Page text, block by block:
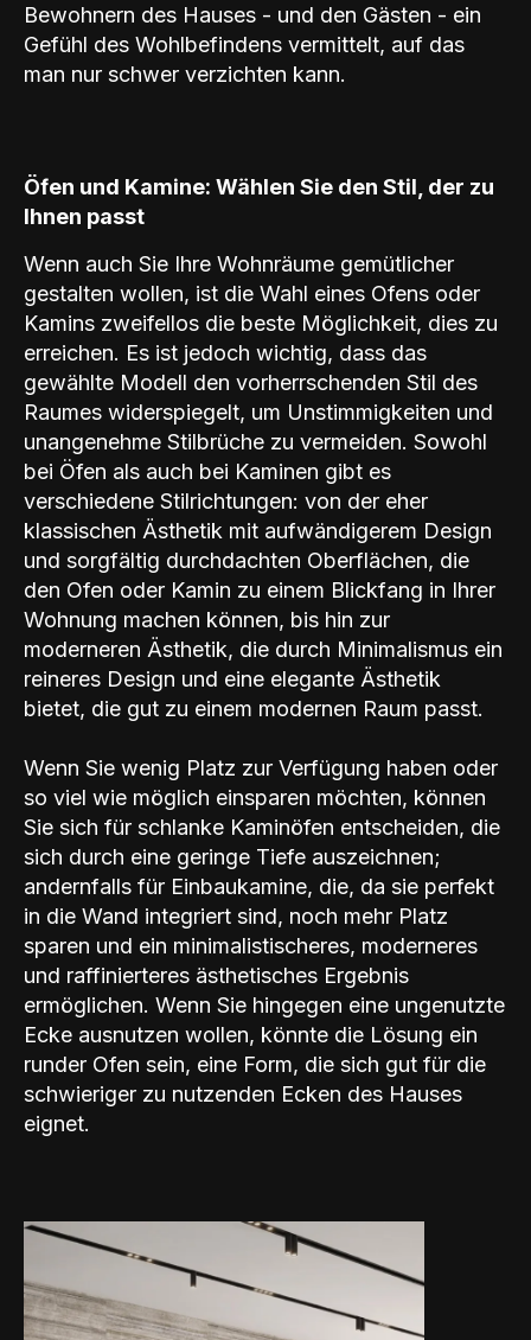
Bewohnern des Hauses - und den Gästen - ein
Gefühl des Wohlbefindens vermittelt, auf das
man nur schwer verzichten kann.
Öfen und Kamine: Wählen Sie den Stil, der zu
Ihnen passt
Wenn auch Sie Ihre Wohnräume gemütlicher
gestalten wollen, ist die Wahl eines Ofens oder
Kamins zweifellos die beste Möglichkeit, dies zu
erreichen. Es ist jedoch wichtig, dass das
gewählte Modell den vorherrschenden Stil des
Raumes widerspiegelt, um Unstimmigkeiten und
unangenehme Stilbrüche zu vermeiden. Sowohl
bei Öfen als auch bei Kaminen gibt es
verschiedene Stilrichtungen: von der eher
klassischen Ästhetik mit aufwändigerem Design
und sorgfältig durchdachten Oberflächen, die
den Ofen oder Kamin zu einem Blickfang in Ihrer
Wohnung machen können, bis hin zur
moderneren Ästhetik, die durch Minimalismus ein
reineres Design und eine elegante Ästhetik
bietet, die gut zu einem modernen Raum passt.
Wenn Sie wenig Platz zur Verfügung haben oder
so viel wie möglich einsparen möchten, können
Sie sich für schlanke Kaminöfen entscheiden, die
sich durch eine geringe Tiefe auszeichnen;
andernfalls für Einbaukamine, die, da sie perfekt
in die Wand integriert sind, noch mehr Platz
sparen und ein minimalistischeres, moderneres
und raffinierteres ästhetisches Ergebnis
ermöglichen. Wenn Sie hingegen eine ungenutzte
Ecke ausnutzen wollen, könnte die Lösung ein
runder Ofen sein, eine Form, die sich gut für die
schwieriger zu nutzenden Ecken des Hauses
eignet.